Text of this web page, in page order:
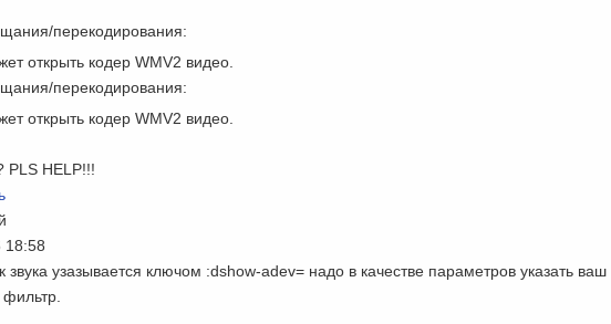
перекодирования:
открыть кодер WMV2 видео.
перекодирования:
открыть кодер WMV2 видео.
PLS HELP!!!
18:58
звука узазывается ключом :dshow-adev= надо в качестве параметров указать ваш